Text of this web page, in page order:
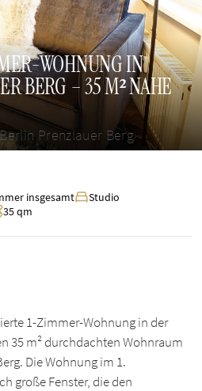
WOHNUNG IN
BERG – 35 M² NAHE
Prenzlauer Berg
insgesamt
Studio
35 qm
1-Zimmer-Wohnung in der
35 m² durchdachten Wohnraum
Die Wohnung im 1.
große Fenster, die den